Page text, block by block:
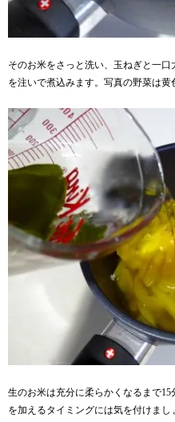
そのお米をさっと洗い、玉ねぎと一
を注いで煮込みます。写真の野菜は黄
生のお米は充分に柔らかくなるまで
を加えるタイミングには気を付けまし